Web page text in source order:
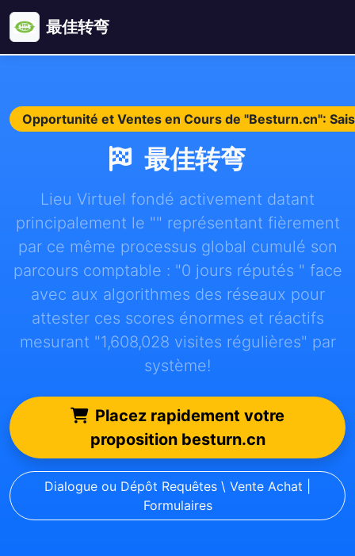
最佳转弯
Opportunité et Ventes en Cours de "Besturn.cn":
最佳转弯
Lieu Virtuel fondé activement datant
principalement le "" représentant fièrement
par ce même processus global cumulé son
parcours comptable : "0 jours réputés " face
avec aux algorithmes des réseaux pour
attester ces scores énormes et réactifs
mesurant "1,608,028 visites régulières" par
système!
Placez rapidement votre
proposition besturn.cn
Dialogue ou Dépôt Requêtes \ Vente Achat |
Formulaires